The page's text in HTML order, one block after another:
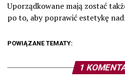
Uporządkowane mają zostać
po to, aby poprawić estetykę
POWIĄZANE TEMATY:
1